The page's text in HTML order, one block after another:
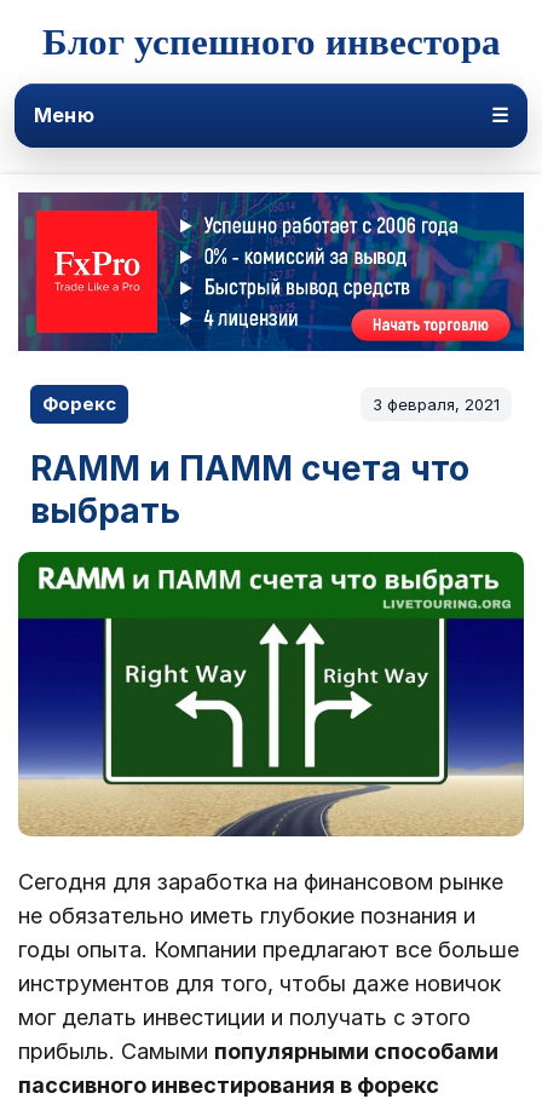
Блог успешного инвестора
Меню ☰
Форекс 3 февраля, 2021
RAMM и ПАММ счета что
выбрать
Сегодня для заработка на финансовом рынке
не обязательно иметь глубокие познания и
годы опыта. Компании предлагают все больше
инструментов для того, чтобы даже новичок
мог делать инвестиции и получать с этого
прибыль. Самыми популярными способами
пассивного инвестирования в форекс